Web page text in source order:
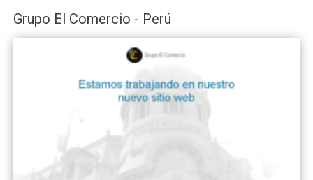
Grupo El Comercio - Perú